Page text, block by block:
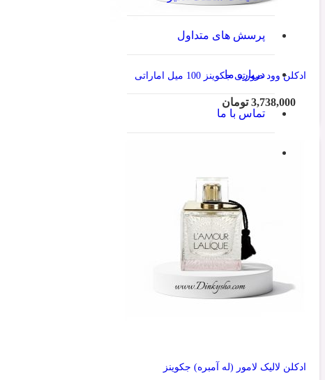
پرسش های متداول
درباره ما
تماس با ما
ادکلن وود صورتی جکوینز 100 میل اماراتی
3,738,000 تومان
ادکلن لالیک لامور (له آمبره) جکوینز